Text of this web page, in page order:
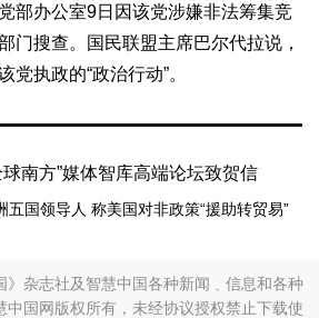
辽 吉 黑 沪 苏 浙 皖
闽
粤 桂 琼 渝 川
智库战略 智库之声
办公室9日因该党涉嫌非法筹集竞
门搜查。国民联盟主席巴尔代拉说，
执政的“政治行动”。
球南方”媒体智库高端论坛致贺信
五国领导人 称美国对非政策“援助转贸易”
》杂志社及智慧中国各种新闻﹑信息和各种
中国网版权所有，未经协议授权禁止下载使